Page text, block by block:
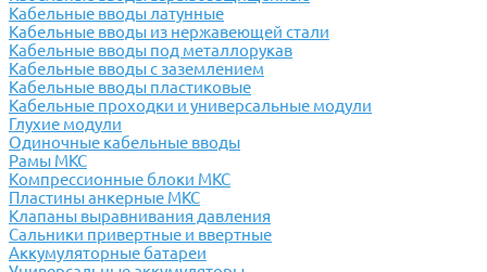
Кабельные вводы латунные
Кабельные вводы из нержавеющей стали
Кабельные вводы под металлорукав
Кабельные вводы с заземлением
Кабельные вводы пластиковые
Кабельные проходки и универсальные модули
Глухие модули
Одиночные кабельные вводы
Рамы МКС
Компрессионные блоки МКС
Пластины анкерные МКС
Клапаны выравнивания давления
Сальники привертные и ввертные
Аккумуляторные батареи